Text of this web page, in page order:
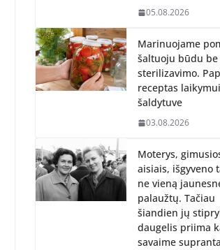
05.08.2026
Marinuojame
šaltuoju būdu be
sterilizavimo.
receptas laikymui
šaldytuve
03.08.2026
Moterys,
aisiais, išgyveno
ne vieną
palaužtų. Tačiau
šiandien jų
daugelis priima
savaime